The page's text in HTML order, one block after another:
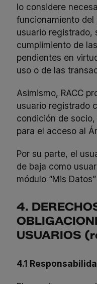
lo considere
funcionamiento del
usuario registrado,
cumplimiento de
pendientes en
uso o de las
Asimismo, RACC
usuario registrado
condición de
para el acceso al
Por su parte, el
de baja como
módulo “Mis
4.
USUARIOS
4.1